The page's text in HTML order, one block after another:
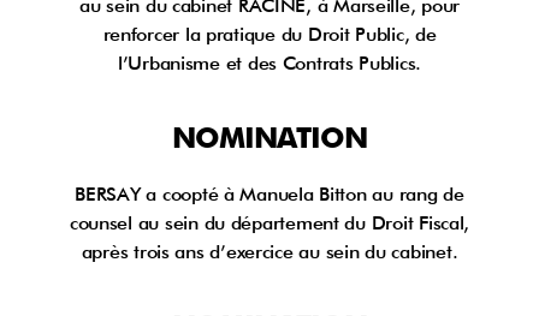
au sein du cabinet RACINE, à Marseille, pour
renforcer la pratique du Droit Public, de
l’Urbanisme et des Contrats Publics.
NOMINATION
BERSAY a coopté à Manuela Bitton au rang de
counsel au sein du département du Droit Fiscal,
après trois ans d’exercice au sein du cabinet.